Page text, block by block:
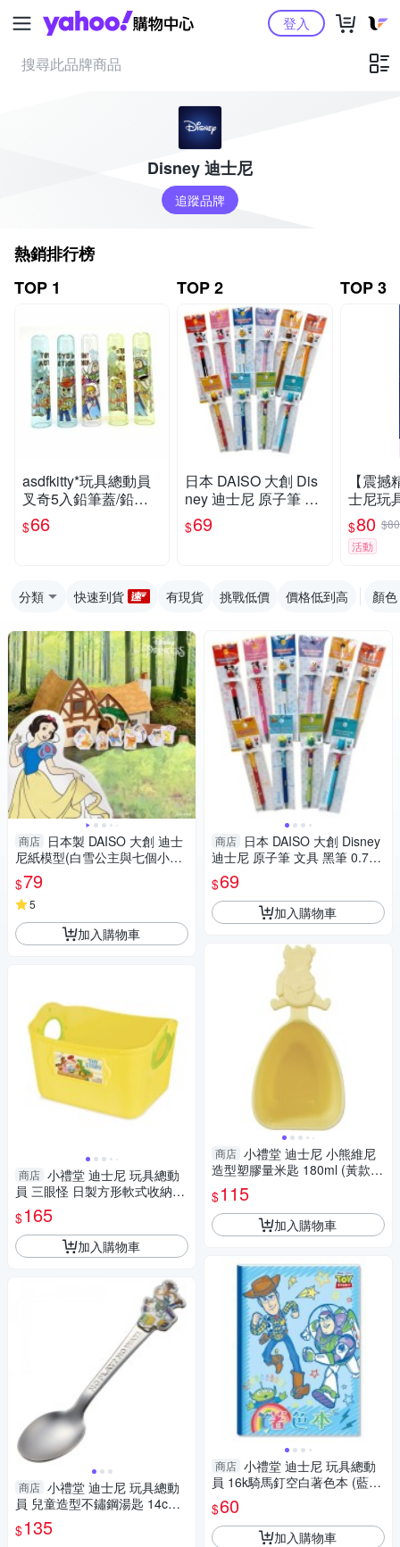
Yahoo購物中心登入
Disney 迪士尼
追蹤品牌
熱銷排行榜
TOP 1
asdfkitty*玩具總動員
叉奇5入鉛筆蓋/鉛筆
延長器/鉛筆套/鉛筆
帽-日本製
$66
TOP 2
日本 DAISO 大創 Dis
ney 迪士尼 原子筆 文
具 黑筆 0.7mm 境內限
定【南風百貨】
$69
TOP 3
【震
士尼玩
鉛筆~
#36713
$80 $80
活動
分類 快速到貨 有現貨 挑戰低價 價格低到高 顏色
商店 日本製 DAISO 大創 迪士
尼紙模型(白雪公主與七個小矮
人) 紙工藝【南風百貨】
$79
5
加入購物車
商店 小禮堂 迪士尼 玩具總動
員 三眼怪 日製方形軟式收納盒
2.5L (黃) 4904121-342048
$165
加入購物車
商店 小禮堂 迪士尼 玩具總動
員 兒童造型不鏽鋼湯匙 14cm
(銀胡迪款) 4973307-566776
$135
商店 日本 DAISO 大創 Disney
迪士尼 原子筆 文具 黑筆 0.7m
m 境內限定【南風百貨】
$69
加入購物車
商店 小禮堂 迪士尼 小熊維尼
造型塑膠量米匙 180ml (黃款)
4904121-365412
$115
加入購物車
商店 小禮堂 迪士尼 玩具總動
員 16k騎馬釘空白著色本 (藍奔
跑) 4713752-124639
$60
加入購物車